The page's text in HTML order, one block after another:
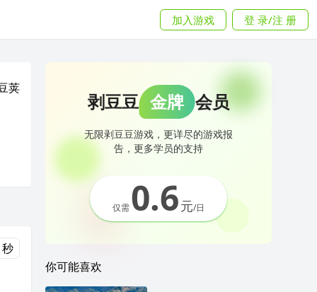
加入游戏 登 录/注 册
荚
剥豆豆 金牌 会员
无限剥豆豆游戏，更详尽的游戏报
告，更多学员的支持
仅需0.6元/日
你可能喜欢